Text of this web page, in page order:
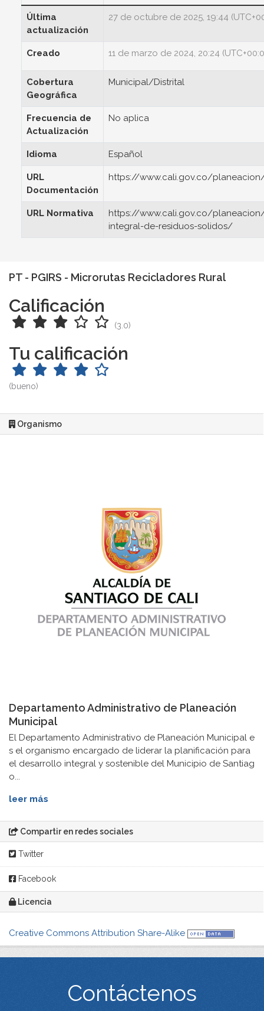
PT - PGIRS - Microrutas Recicladores Rural
Calificación
(3.0)
Tu calificación
(bueno)
Organismo
Departamento Administrativo de Planeación
Municipal
El Departamento Administrativo de Planeación Municipal e
s el organismo encargado de liderar la planificación para
el desarrollo integral y sostenible del Municipio de Santiag
o...
leer más
Compartir en redes sociales
Twitter
Facebook
Licencia
Creative Commons Attribution Share-Alike
Última
actualización
27 de octubre de 2025, 19:44
Creado 11 de marzo de 2024, 20:24
Cobertura
Geográfica
Municipal/Distrital
Frecuencia de
Actualización
No aplica
Idioma Español
URL
Documentación
https://www.cali.gov.co/
URL Normativa
https://www.cali.gov.co/
integral-de-residuos-solidos/
Contáctenos